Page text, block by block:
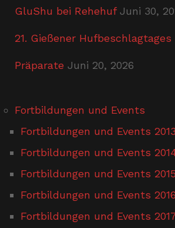
GluShu bei Rehehuf Juni 30,
21. Gießener Hufbeschlagtages
Präparate Juni 20, 2026
Fortbildungen und Events
Fortbildungen und Events 2013
Fortbildungen und Events
Fortbildungen und Events 2015
Fortbildungen und Events 2016
Fortbildungen und Events